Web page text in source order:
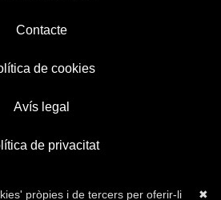
Contacte
de cookies
Avís legal
de privacitat
✖
pròpies i de tercers per oferir-li